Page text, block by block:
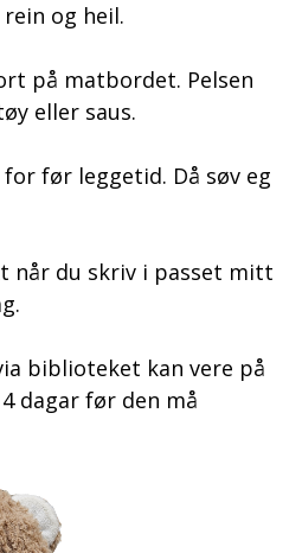
og heil.
på matbordet. Pelsen
eller saus.
før leggetid. Då søv eg
når du skriv i passet mitt
biblioteket kan vere på
dagar før den må